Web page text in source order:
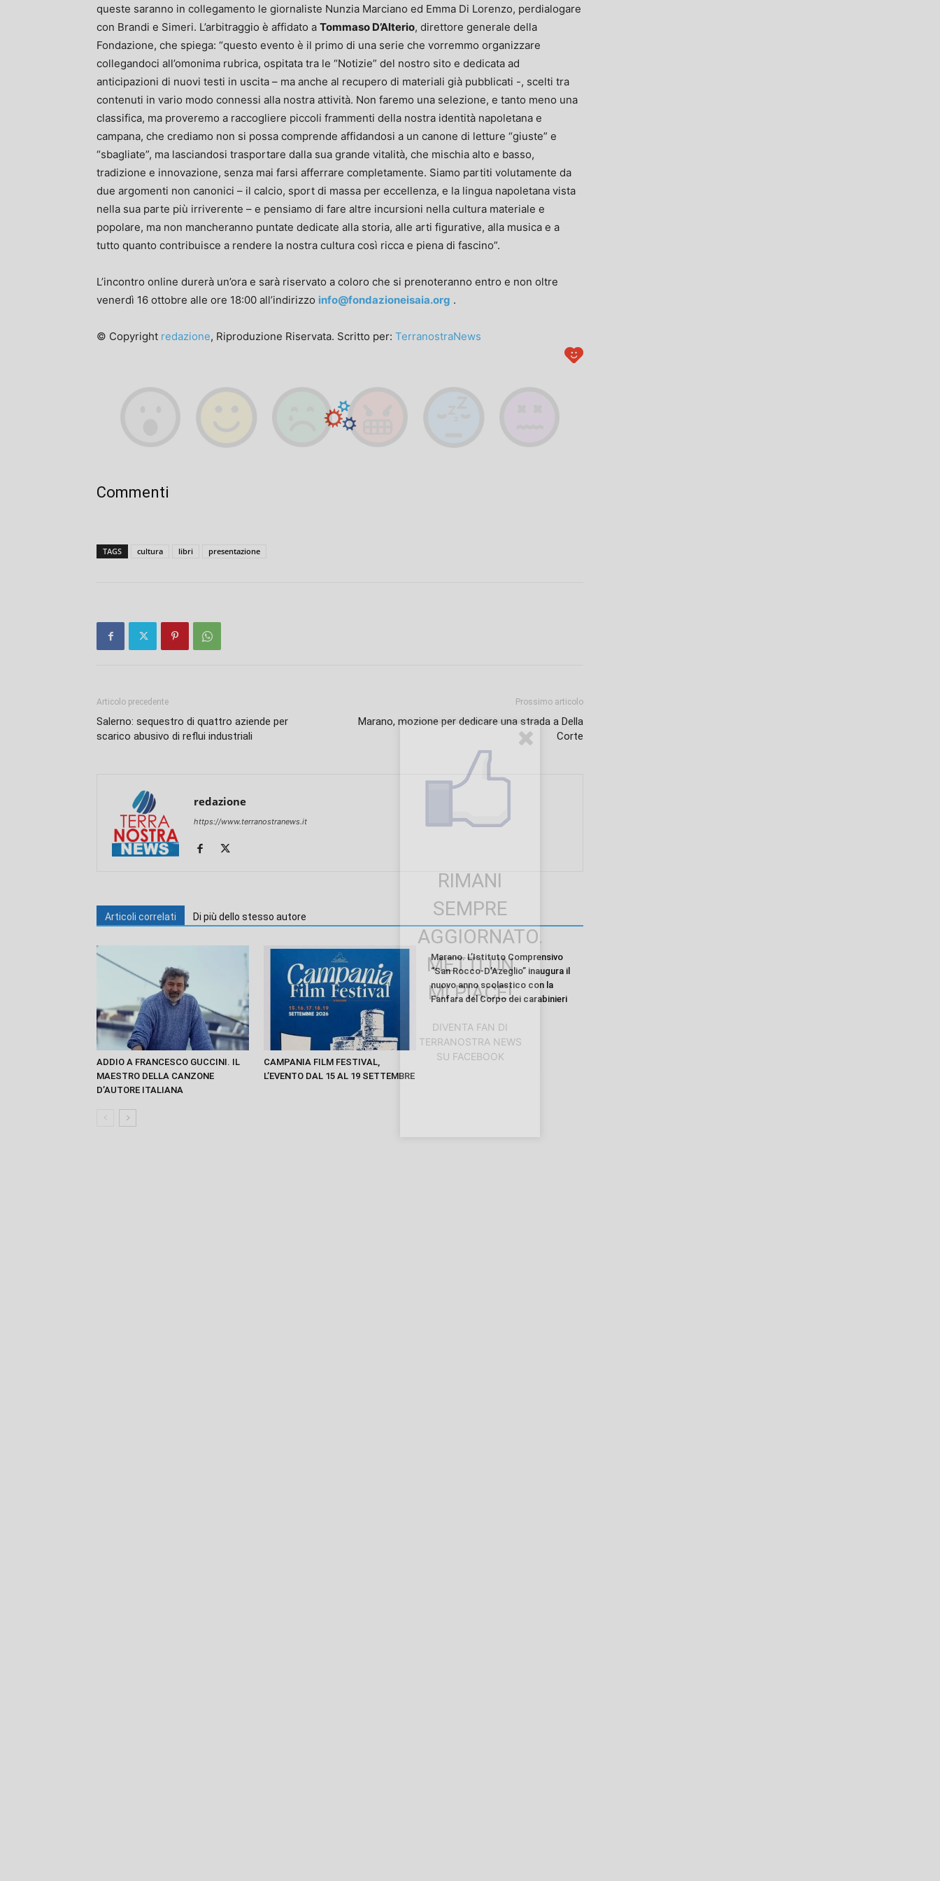
queste saranno in collegamento le giornaliste Nunzia Marciano ed Emma Di Lorenzo, perdialogare
con Brandi e Simeri. L’arbitraggio è affidato a Tommaso D’Alterio, direttore generale della
Fondazione, che spiega: “questo evento è il primo di una serie che vorremmo organizzare
collegandoci all’omonima rubrica, ospitata tra le “Notizie” del nostro sito e dedicata ad
anticipazioni di nuovi testi in uscita – ma anche al recupero di materiali già pubblicati -, scelti tra
contenuti in vario modo connessi alla nostra attività. Non faremo una selezione, e tanto meno una
classifica, ma proveremo a raccogliere piccoli frammenti della nostra identità napoletana e
campana, che crediamo non si possa comprende affidandosi a un canone di letture “giuste” e
“sbagliate”, ma lasciandosi trasportare dalla sua grande vitalità, che mischia alto e basso,
tradizione e innovazione, senza mai farsi afferrare completamente. Siamo partiti volutamente da
due argomenti non canonici – il calcio, sport di massa per eccellenza, e la lingua napoletana vista
nella sua parte più irriverente – e pensiamo di fare altre incursioni nella cultura materiale e
popolare, ma non mancheranno puntate dedicate alla storia, alle arti figurative, alla musica e a
tutto quanto contribuisce a rendere la nostra cultura così ricca e piena di fascino”.
L’incontro online durerà un’ora e sarà riservato a coloro che si prenoteranno entro e non oltre
venerdì 16 ottobre alle ore 18:00 all’indirizzo info@fondazioneisaia.org .
© Copyright redazione, Riproduzione Riservata. Scritto per: TerranostraNews
Commenti
TAGS cultura libri presentazione
Articolo precedente
Salerno: sequestro di quattro aziende per
scarico abusivo di reflui industriali
Prossimo articolo
Marano, mozione per dedicare una strada a Della
Corte
redazione
https://www.terranostranews.it
Articoli correlati Di più dello stesso autore
ADDIO A FRANCESCO GUCCINI. IL
MAESTRO DELLA CANZONE
D’AUTORE ITALIANA
CAMPANIA FILM FESTIVAL,
L’EVENTO DAL 15 AL 19 SETTEMBRE
Marano. L’Istituto Comprensivo
“San Rocco-D’Azeglio” inaugura il
nuovo anno scolastico con la
Fanfara del Corpo dei carabinieri
RIMANI
SEMPRE
AGGIORNATO.
METTI UN
MI PIACE!
DIVENTA FAN DI
TERRANOSTRA NEWS
SU FACEBOOK